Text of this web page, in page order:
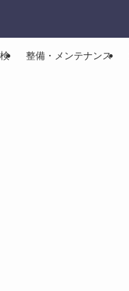
整備・メンテナンス